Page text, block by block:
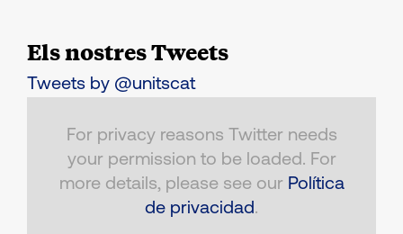
Els nostres Tweets
Tweets by @unitscat
For privacy reasons Twitter needs
your permission to be loaded. For
more details, please see our Política
de privacidad.